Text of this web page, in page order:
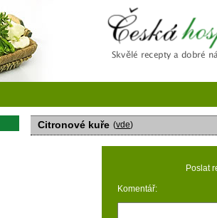
Česká
Citronové kuře (vde)
Poslat
Komentář: